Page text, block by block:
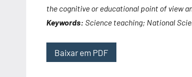
the cognitive or educational point of view
Keywords: Science teaching; National
Baixar em PDF